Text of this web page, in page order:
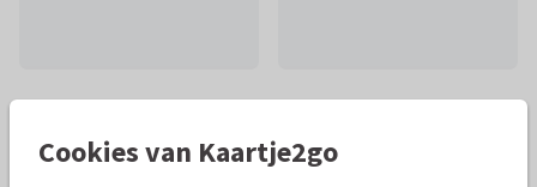
Mooie extra's bij je kaart
Cookies van Kaartje2go